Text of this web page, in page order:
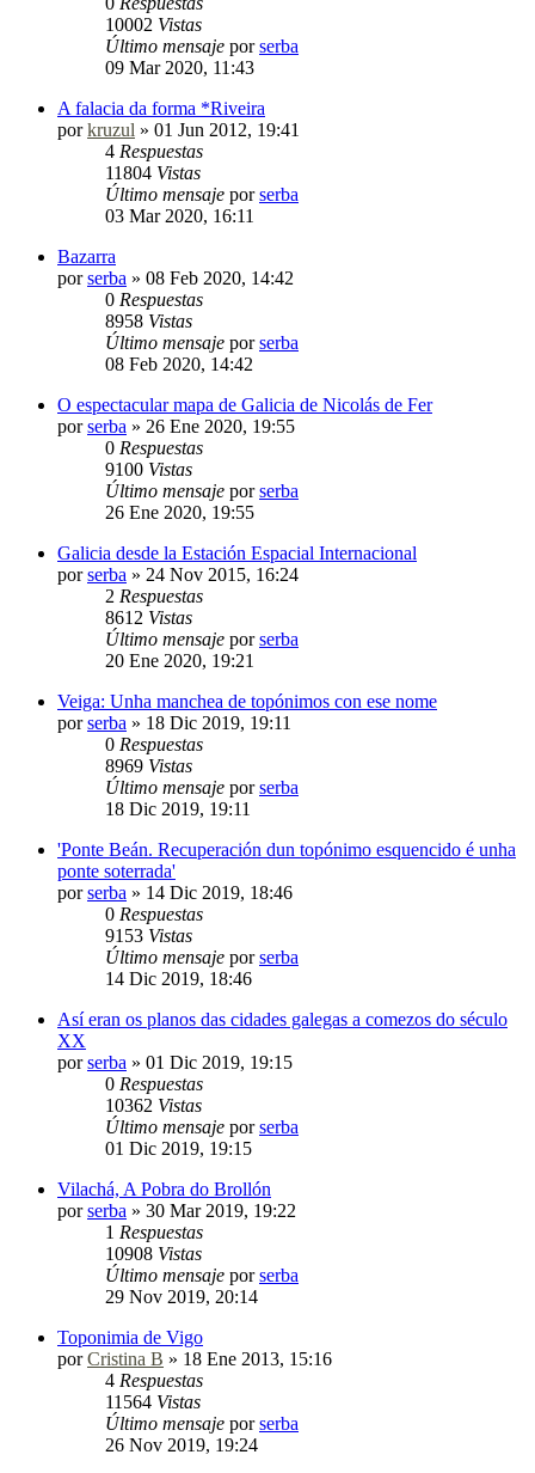
10002 Vistas
Último mensaje porserba
09 Mar 2020, 11:43
A falacia da forma *Riveira
porkruzul » 01 Jun 2012, 19:41
4 Respuestas
11804 Vistas
Último mensaje porserba
03 Mar 2020, 16:11
Bazarra
porserba » 08 Feb 2020, 14:42
0 Respuestas
8958 Vistas
Último mensaje porserba
08 Feb 2020, 14:42
O espectacular mapa de Galicia de Nicolás de Fer
porserba » 26 Ene 2020, 19:55
0 Respuestas
9100 Vistas
Último mensaje porserba
26 Ene 2020, 19:55
Galicia desde la Estación Espacial Internacional
porserba » 24 Nov 2015, 16:24
2 Respuestas
8612 Vistas
Último mensaje porserba
20 Ene 2020, 19:21
Veiga: Unha manchea de topónimos con ese nome
porserba » 18 Dic 2019, 19:11
0 Respuestas
8969 Vistas
Último mensaje porserba
18 Dic 2019, 19:11
'Ponte Beán. Recuperación dun topónimo esquencido é unha
ponte soterrada'
porserba » 14 Dic 2019, 18:46
0 Respuestas
9153 Vistas
Último mensaje porserba
14 Dic 2019, 18:46
Así eran os planos das cidades galegas a comezos do século
XX
porserba » 01 Dic 2019, 19:15
0 Respuestas
10362 Vistas
Último mensaje porserba
01 Dic 2019, 19:15
Vilachá, A Pobra do Brollón
porserba » 30 Mar 2019, 19:22
1 Respuestas
10908 Vistas
Último mensaje porserba
29 Nov 2019, 20:14
Toponimia de Vigo
porCristina B » 18 Ene 2013, 15:16
4 Respuestas
11564 Vistas
Último mensaje porserba
26 Nov 2019, 19:24